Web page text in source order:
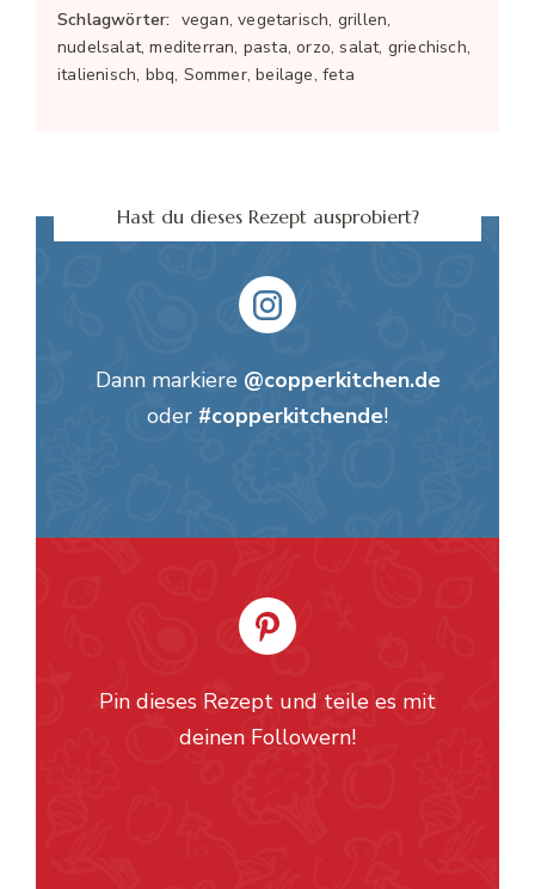
Schlagwörter: vegan, vegetarisch, grillen,
nudelsalat, mediterran, pasta, orzo, salat, griechisch,
italienisch, bbq, Sommer, beilage, feta
Hast du dieses Rezept ausprobiert?
Dann markiere @copperkitchen.de
oder #copperkitchende!
Pin dieses Rezept und teile es mit
deinen Followern!